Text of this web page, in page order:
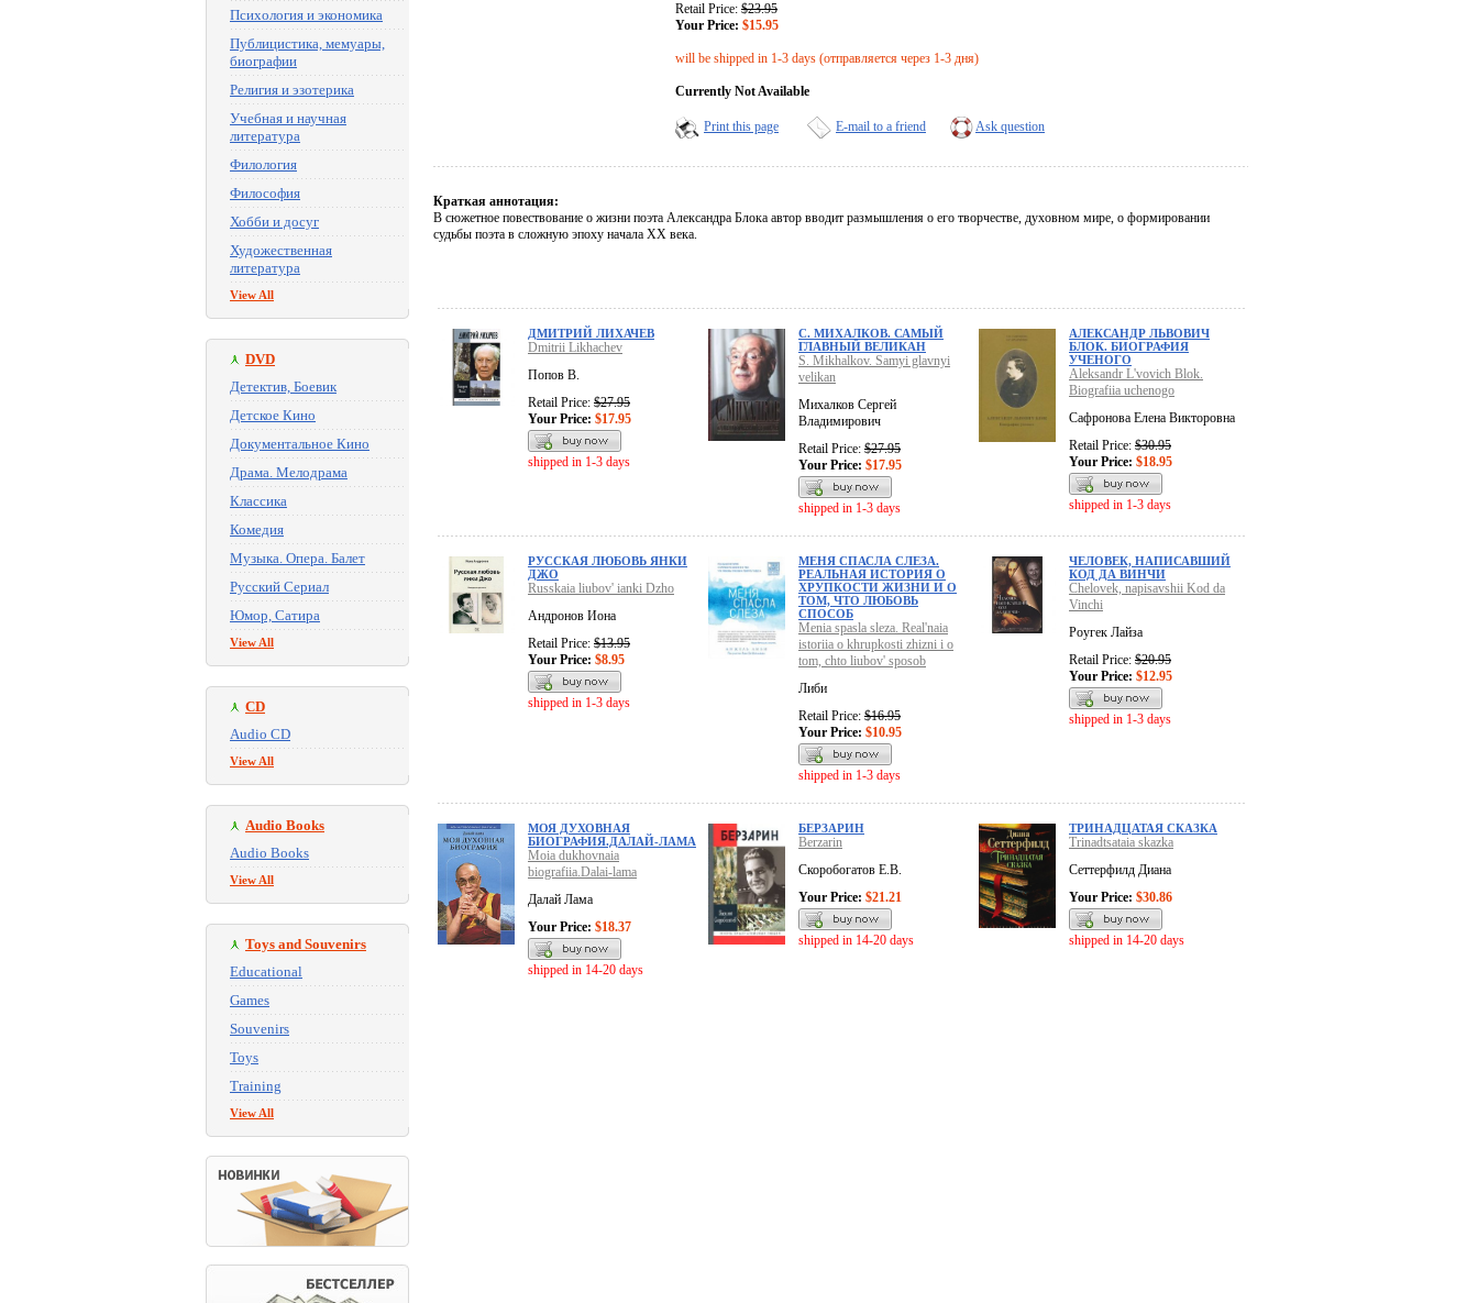
Психология и экономика
Публицистика, мемуары,
биографии
Религия и эзотерика
Учебная и научная
литература
Филология
Философия
Хобби и досуг
Художественная
литература
View All
DVD
Детектив, Боевик
Детское Кино
Документальное Кино
Драма. Мелодрама
Классика
Комедия
Музыка. Опера. Балет
Русский Сериал
Юмор, Сатира
View All
CD
Audio CD
View All
Audio Books
Audio Books
View All
Toys and Souvenirs
Educational
Games
Souvenirs
Toys
Training
View All
Retail Price: $23.95
Your Price: $15.95
will be shipped in 1-3 days (отправляется через 1-3 дня)
Currently Not Available
Print this page E-mail to a friend Ask question
Краткая аннотация:
В сюжетное повествование о жизни поэта Александра Блока автор вводит размышления о его творчестве, духовном мире, о формировании
судьбы поэта в сложную эпоху начала XX века.
ДМИТРИЙ ЛИХАЧЕВ
Dmitrii Likhachev
Попов В.
Retail Price: $27.95
Your Price: $17.95
shipped in 1-3 days
С. МИХАЛКОВ. САМЫЙ
ГЛАВНЫЙ ВЕЛИКАН
S. Mikhalkov. Samyi glavnyi
velikan
Михалков Сергей
Владимирович
Retail Price: $27.95
Your Price: $17.95
shipped in 1-3 days
АЛЕКСАНДР ЛЬВОВИЧ
БЛОК. БИОГРАФИЯ
УЧЕНОГО
Aleksandr L'vovich Blok.
Biografiia uchenogo
Сафронова Елена Викторовна
Retail Price: $30.95
Your Price: $18.95
shipped in 1-3 days
РУССКАЯ ЛЮБОВЬ ЯНКИ
ДЖО
Russkaia liubov' ianki Dzho
Андронов Иона
Retail Price: $13.95
Your Price: $8.95
shipped in 1-3 days
МЕНЯ СПАСЛА СЛЕЗА.
РЕАЛЬНАЯ ИСТОРИЯ О
ХРУПКОСТИ ЖИЗНИ И О
ТОМ, ЧТО ЛЮБОВЬ
СПОСОБ
Menia spasla sleza. Real'naia
istoriia o khrupkosti zhizni i o
tom, chto liubov' sposob
Либи
Retail Price: $16.95
Your Price: $10.95
shipped in 1-3 days
ЧЕЛОВЕК, НАПИСАВШИЙ
КОД ДА ВИНЧИ
Chelovek, napisavshii Kod da
Vinchi
Роугек Лайза
Retail Price: $20.95
Your Price: $12.95
shipped in 1-3 days
МОЯ ДУХОВНАЯ
БИОГРАФИЯ.ДАЛАЙ-ЛАМА
Moia dukhovnaia
biografiia.Dalai-lama
Далай Лама
Your Price: $18.37
shipped in 14-20 days
БЕРЗАРИН
Berzarin
Скоробогатов Е.В.
Your Price: $21.21
shipped in 14-20 days
ТРИНАДЦАТАЯ СКАЗКА
Trinadtsataia skazka
Сеттерфилд Диана
Your Price: $30.86
shipped in 14-20 days